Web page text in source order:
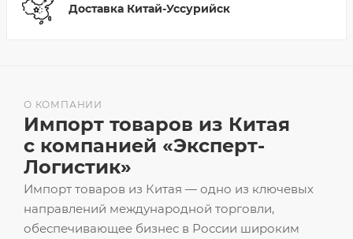
Доставка Китай-Уссурийск
Импорт товаров из Китая — одно из ключевых
направлений международной торговли,
обеспечивающее бизнес в России широким
О КОМПАНИИ
Импорт товаров из Китая
с компанией «Эксперт-
Логистик»